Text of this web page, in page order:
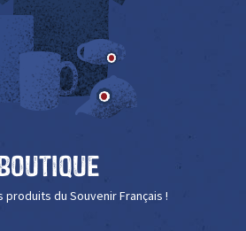
produits du Souvenir Français !